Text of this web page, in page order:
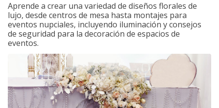
Aprende a crear una variedad de diseños florales de
lujo, desde centros de mesa hasta montajes para
eventos nupciales, incluyendo iluminación y consejos
de seguridad para la decoración de espacios de
eventos.